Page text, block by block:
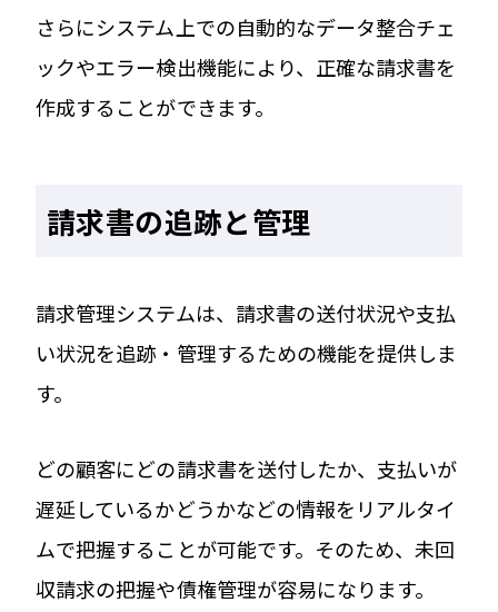
さらにシステム上での自動的なデータ整合チェ
ックやエラー検出機能により、正確な請求書を
作成することができます。
請求書の追跡と管理
請求管理システムは、請求書の送付状況や支払
い状況を追跡・管理するための機能を提供しま
す。
どの顧客にどの請求書を送付したか、支払いが
遅延しているかどうかなどの情報をリアルタイ
ムで把握することが可能です。そのため、未回
収請求の把握や債権管理が容易になります。